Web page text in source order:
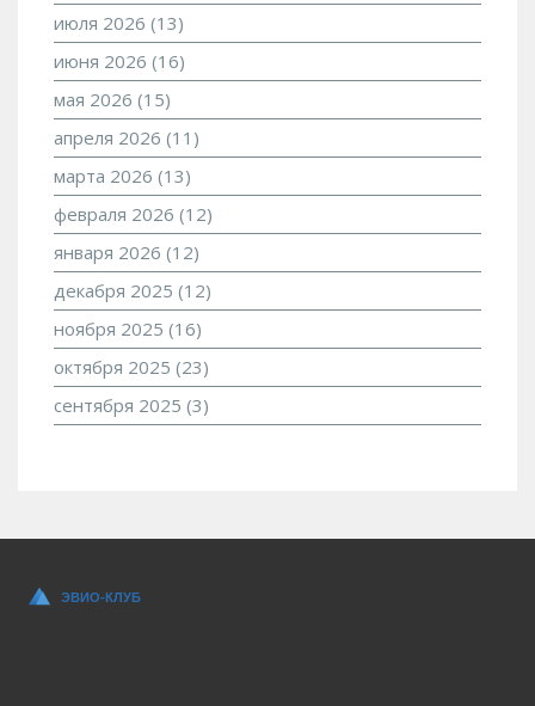
июля 2026 (13)
июня 2026 (16)
мая 2026 (15)
апреля 2026 (11)
марта 2026 (13)
февраля 2026 (12)
января 2026 (12)
декабря 2025 (12)
ноября 2025 (16)
октября 2025 (23)
сентября 2025 (3)